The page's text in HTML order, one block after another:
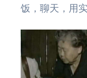
饭，聊天，用